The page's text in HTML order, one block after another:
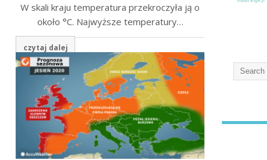
W skali kraju temperatura przekroczyła ją o
około °C. Najwyższe temperatury…
czytaj dalej